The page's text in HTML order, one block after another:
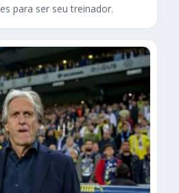
para ser seu treinador.